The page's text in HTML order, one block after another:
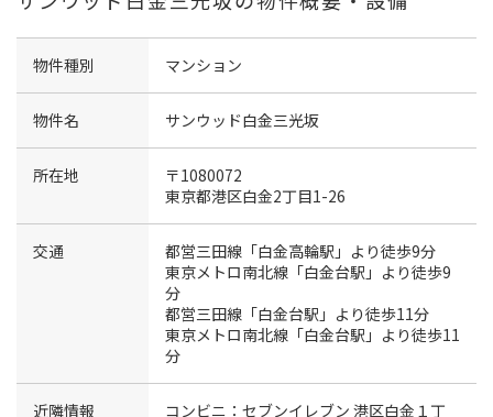
物件種別 マンション
物件名 サンウッド白金三光坂
所在地
〒1080072
東京都港区白金2丁目1-26
交通
都営三田線「白金高輪駅」より徒歩9分
東京メトロ南北線「白金台駅」より徒歩9
分
都営三田線「白金台駅」より徒歩11分
東京メトロ南北線「白金台駅」より徒歩11
分
近隣情報
コンビニ：セブンイレブン 港区白金１丁